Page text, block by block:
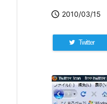
 2010/03/15
Twitter